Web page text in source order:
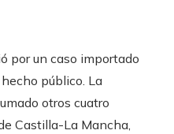
por un caso importado
público. La
otros cuatro
Castilla-La Mancha,